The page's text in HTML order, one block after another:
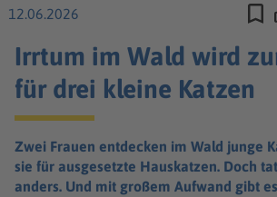
12.06.2026
Irrtum im Wald wird
für drei kleine Katzen
Zwei Frauen entdecken im Wald junge
sie für ausgesetzte Hauskatzen. Doch
anders. Und mit großem Aufwand gibt